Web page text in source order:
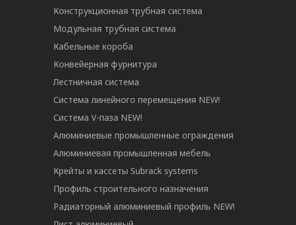
Конструкционная трубная система
Модульная трубная система
Кабельные короба
Конвейерная фурнитура
Лестничная система
Система линейного перемещения NEW!
Система V-паза NEW!
Алюминиевые промышленные ограждения
Алюминиевая промышленная мебель
Крейты и кассеты Subrack systems
Профиль строительного назначения
Радиаторный алюминиевый профиль NEW!